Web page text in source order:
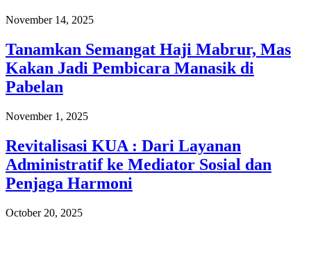
November 14, 2025
Tanamkan Semangat Haji Mabrur, Mas
Kakan Jadi Pembicara Manasik di
Pabelan
November 1, 2025
Revitalisasi KUA : Dari Layanan
Administratif ke Mediator Sosial dan
Penjaga Harmoni
October 20, 2025